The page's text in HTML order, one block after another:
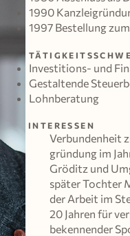
1990
1997 Bestellung
Investitions- und
Gestaltende
Lohnberatung
INTERESSEN
Verbundenheit
gründung im
Gröditz und
später Tochter
der Arbeit im
20 Jahren für
bekennender